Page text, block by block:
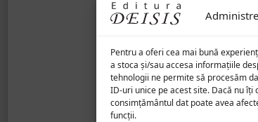
Pentru a oferi cea mai bună
a stoca și/sau accesa informațiile
tehnologii ne permite să procesăm
ID-uri unice pe acest site. Dacă nu
consimțământul dat poate avea
funcții.